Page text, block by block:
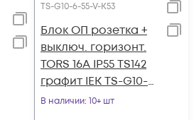
TS-G10-6-55-V-K53
Блок ОП розетка +
выключ. горизонт.
TORS 16А IP55 TS142
графит IEK TS-G10-6-
55-V-K53
В наличии: 10+ шт